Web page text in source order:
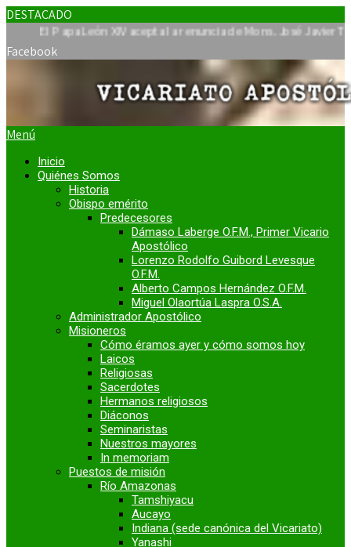
DESTACADO
León XIV acepta la renuncia de Mons. José Javier
Facebook
Menú
Inicio
Quiénes Somos
Historia
Obispo emérito
Predecesores
Dámaso Laberge O.F.M., Primer Vicario
Apostólico
Lorenzo Rodolfo Guibord Levesque
O.F.M.
Alberto Campos Hernández O.F.M.
Miguel Olaortúa Laspra O.S.A.
Administrador Apostólico
Misioneros
Cómo éramos ayer y cómo somos hoy
Laicos
Religiosas
Sacerdotes
Hermanos religiosos
Diáconos
Seminaristas
Nuestros mayores
In memoriam
Puestos de misión
Río Amazonas
Tamshiyacu
Aucayo
Indiana (sede canónica del Vicariato)
Yanashi